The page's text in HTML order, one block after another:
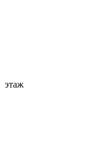
этаж